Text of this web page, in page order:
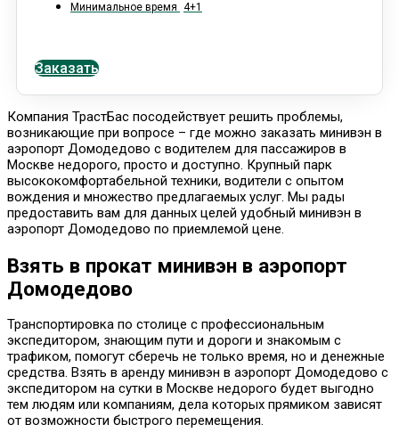
Минимальное время 4+1
Заказать
Компания ТрастБас посодействует решить проблемы,
возникающие при вопросе – где можно заказать минивэн в
аэропорт Домодедово с водителем для пассажиров в
Москве недорого, просто и доступно. Крупный парк
высококомфортабельной техники, водители с опытом
вождения и множество предлагаемых услуг. Мы рады
предоставить вам для данных целей удобный минивэн в
аэропорт Домодедово по приемлемой цене.
Взять в прокат минивэн в аэропорт
Домодедово
Транспортировка по столице с профессиональным
экспедитором, знающим пути и дороги и знакомым с
трафиком, помогут сберечь не только время, но и денежные
средства. Взять в аренду минивэн в аэропорт Домодедово с
экспедитором на сутки в Москве недорого будет выгодно
тем людям или компаниям, дела которых прямиком зависят
от возможности быстрого перемещения.